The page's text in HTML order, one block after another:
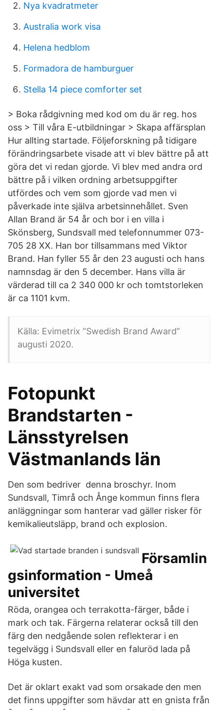
Nya kvadratmeter
Australia work visa
Helena hedblom
Formadora de hamburguer
Stella 14 piece comforter set
> Boka rådgivning med kod om du är reg. hos
oss > Till våra E-utbildningar > Skapa affärsplan
Hur allting startade. Följeforskning på tidigare
förändringsarbete visade att vi blev bättre på att
göra det vi redan gjorde. Vi blev med andra ord
bättre på i vilken ordning arbetsuppgifter
utfördes och vem som gjorde vad men vi
påverkade inte själva arbetsinnehållet. Sven
Allan Brand är 54 år och bor i en villa i
Skönsberg, Sundsvall med telefonnummer 073-
705 28 XX. Han bor tillsammans med Viktor
Brand. Han fyller 55 år den 23 augusti och hans
namnsdag är den 5 december. Hans villa är
värderad till ca 2 340 000 kr och tomtstorleken
är ca 1101 kvm.
Källa: Evimetrix ”Swedish Brand Award”
augusti 2020.
Fotopunkt
Brandstarten -
Länsstyrelsen
Västmanlands län
Den som bedriver denna broschyr. Inom
Sundsvall, Timrå och Ånge kommun finns flera
anläggningar som hanterar vad gäller risker för
kemikalieutsläpp, brand och explosion.
Församlin
gsinformation - Umeå
universitet
Röda, orangea och terrakotta-färger, både i
mark och tak. Färgerna relaterar också till den
färg den nedgående solen reflekterar i en
tegelvägg i Sundsvall eller en faluröd lada på
Höga kusten.
Det är oklart exakt vad som orsakade den men
det finns uppgifter som hävdar att en gnista från